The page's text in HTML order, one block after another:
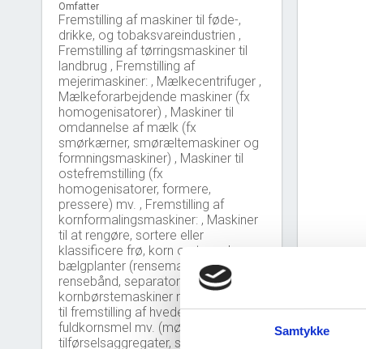
Samtykke
Omfatter
Fremstilling af maskiner til føde-,
drikke, og tobaksvareindustrien ,
Fremstilling af tørringsmaskiner til
landbrug , Fremstilling af
mejerimaskiner: , Mælkecentrifuger ,
Mælkeforarbejdende maskiner (fx
homogenisatorer) , Maskiner til
omdannelse af mælk (fx
smørkærner, smøræltemaskiner og
formningsmaskiner) , Maskiner til
ostefremstilling (fx
homogenisatorer, formere,
pressere) mv. , Fremstilling af
kornformalingsmaskiner: , Maskiner
til at rengøre, sortere eller
klassificere frø, korn og tørrede
bælgplanter (rensemaskiner,
rensebånd, separatorer,
kornbørstemaskiner mv.) , Maskiner
til fremstilling af hvedemel og
fuldkornsmel mv. (møller,
tilførselsaggregater, sigter,